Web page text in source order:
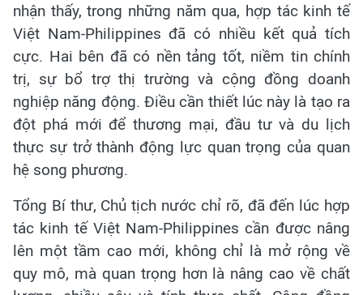
nhận thấy, trong những năm qua, hợp tác kinh tế
Việt Nam-Philippines đã có nhiều kết quả tích
cực. Hai bên đã có nền tảng tốt, niềm tin chính
trị, sự bổ trợ thị trường và cộng đồng doanh
nghiệp năng động. Điều cần thiết lúc này là tạo ra
đột phá mới để thương mại, đầu tư và du lịch
thực sự trở thành động lực quan trọng của quan
hệ song phương.
Tổng Bí thư, Chủ tịch nước chỉ rõ, đã đến lúc hợp
tác kinh tế Việt Nam-Philippines cần được nâng
lên một tầm cao mới, không chỉ là mở rộng về
quy mô, mà quan trọng hơn là nâng cao về chất